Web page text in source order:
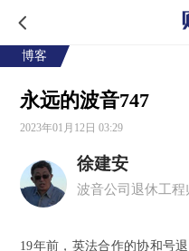
博客
永远的波音747
2023年01月12日 03:29
徐建安
波音公司退休工程
19年前，英法合作的协和号